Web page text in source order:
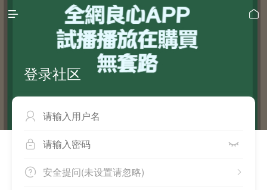
 
登录社区

 
 
安全提问(未设置请忽略)